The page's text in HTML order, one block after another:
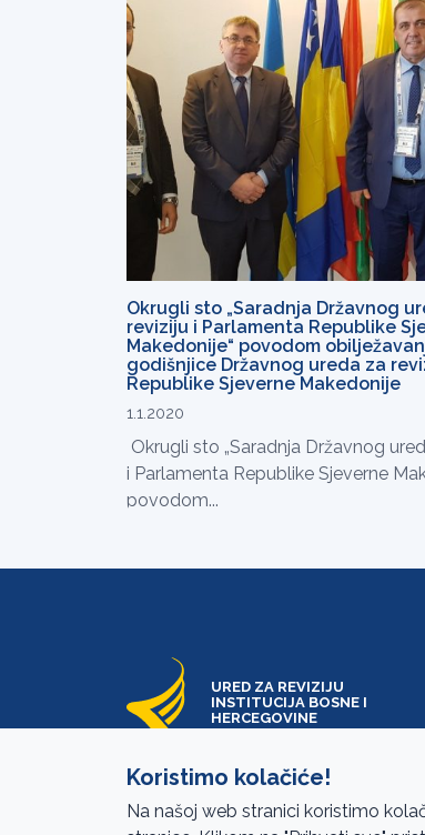
Okrugli sto „Saradnja Državnog
reviziju i Parlamenta Republike
Makedonije“ povodom
godišnjice Državnog ureda za
Republike Sjeverne Makedonije
1.1.2020
Okrugli sto „Saradnja Državnog
i Parlamenta Republike Sjeverne
povodom...
URED ZA REVIZIJU
INSTITUCIJA BOSNE I
HERCEGOVINE
Koristimo kolačiće!
Na našoj web stranici koristimo